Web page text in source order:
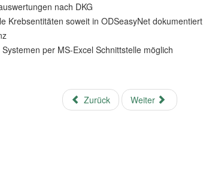
nach DKG
Krebsentitäten soweit in ODSeasyNet dokumentiert
per MS-Excel Schnittstelle möglich
Zurück Weiter